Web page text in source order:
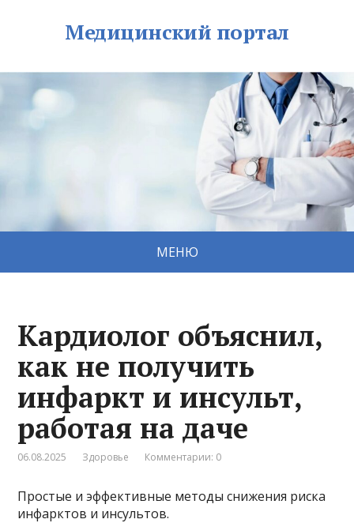
Медицинский портал
МЕНЮ
Кардиолог объяснил,
как не получить
инфаркт и инсульт,
работая на даче
06.08.2025 Здоровье Комментарии: 0
Простые и эффективные методы снижения риска
инфарктов и инсультов.